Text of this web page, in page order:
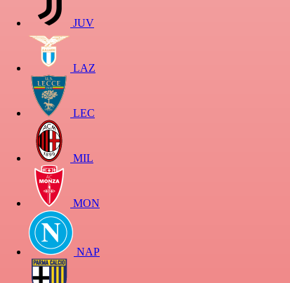
JUV
LAZ
LEC
MIL
MON
NAP